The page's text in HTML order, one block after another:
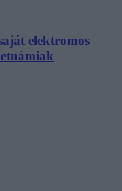
elektromos